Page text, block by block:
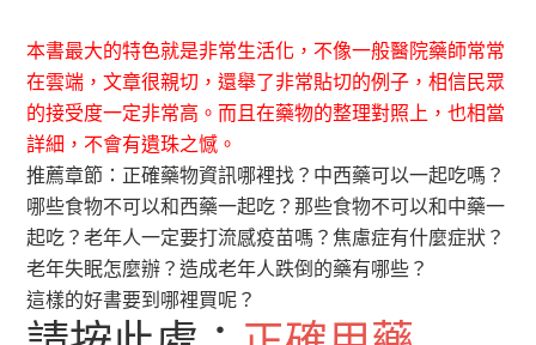
本書最大的特色就是非常生活化，不像一般醫院藥師常常
在雲端 ，文章很親切，還舉了非常貼切的例子，相信民眾
的接受度一定非常高。而且在藥物的整理對照上，也相當
詳細，不會有遺珠之憾。
推薦章節：正確藥物資訊哪裡找？中西藥可以一起吃嗎？
哪些食物不可以和西藥一起吃？那些食物不可以和中藥一
起吃？老年人一定要打流感疫苗嗎？焦慮症有什麼症狀？
老年失眠怎麼辦？造成老年人跌倒的藥有哪些？
這樣的好書要到哪裡買呢？